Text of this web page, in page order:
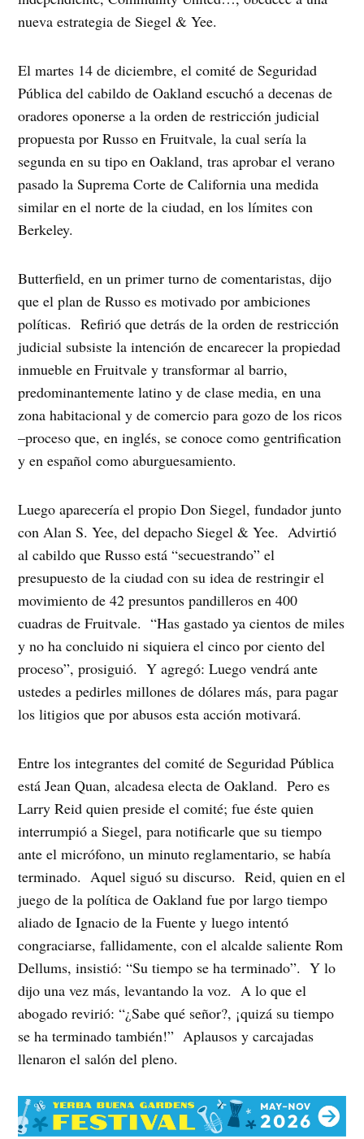
nueva estrategia de Siegel & Yee.
El martes 14 de diciembre, el comité de Seguridad
Pública del cabildo de Oakland escuchó a decenas de
oradores oponerse a la orden de restricción judicial
propuesta por Russo en Fruitvale, la cual sería la
segunda en su tipo en Oakland, tras aprobar el verano
pasado la Suprema Corte de California una medida
similar en el norte de la ciudad, en los límites con
Berkeley.
Butterfield, en un primer turno de comentaristas, dijo
que el plan de Russo es motivado por ambiciones
políticas. Refirió que detrás de la orden de restricción
judicial subsiste la intención de encarecer la propiedad
inmueble en Fruitvale y transformar al barrio,
predominantemente latino y de clase media, en una
zona habitacional y de comercio para gozo de los ricos
–proceso que, en inglés, se conoce como gentrification
y en español como aburguesamiento.
Luego aparecería el propio Don Siegel, fundador junto
con Alan S. Yee, del depacho Siegel & Yee. Advirtió
al cabildo que Russo está “secuestrando” el
presupuesto de la ciudad con su idea de restringir el
movimiento de 42 presuntos pandilleros en 400
cuadras de Fruitvale. “Has gastado ya cientos de miles
y no ha concluido ni siquiera el cinco por ciento del
proceso”, prosiguió. Y agregó: Luego vendrá ante
ustedes a pedirles millones de dólares más, para pagar
los litigios que por abusos esta acción motivará.
Entre los integrantes del comité de Seguridad Pública
está Jean Quan, alcadesa electa de Oakland. Pero es
Larry Reid quien preside el comité; fue éste quien
interrumpió a Siegel, para notificarle que su tiempo
ante el micrófono, un minuto reglamentario, se había
terminado. Aquel siguó su discurso. Reid, quien en el
juego de la política de Oakland fue por largo tiempo
aliado de Ignacio de la Fuente y luego intentó
congraciarse, fallidamente, con el alcalde saliente Rom
Dellums, insistió: “Su tiempo se ha terminado”. Y lo
dijo una vez más, levantando la voz. A lo que el
abogado revirió: “¿Sabe qué señor?, ¡quizá su tiempo
se ha terminado también!” Aplausos y carcajadas
llenaron el salón del pleno.